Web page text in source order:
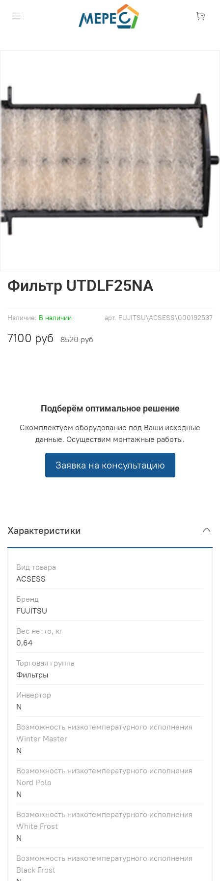
арт. FUJITSU\ACSESS\000192537
Наличие: В наличии
Фильтр UTDLF25NA
7100 руб 8520 руб
Подберём оптимальное решение
Скомплектуем оборудование под Ваши исходные
данные. Осуществим монтажные работы.
Заявка на консультацию
Характеристики
Вид товара
ACSESS
Бренд
FUJITSU
Вес нетто, кг
0,64
Торговая группа
Фильтры
Инвертор
N
Возможность низкотемпературного исполнения
Winter Master
N
Возможность низкотемпературного исполнения
Nord Polo
N
Возможность низкотемпературного исполнения
White Frost
N
Возможность низкотемпературного исполнения
Black Frost